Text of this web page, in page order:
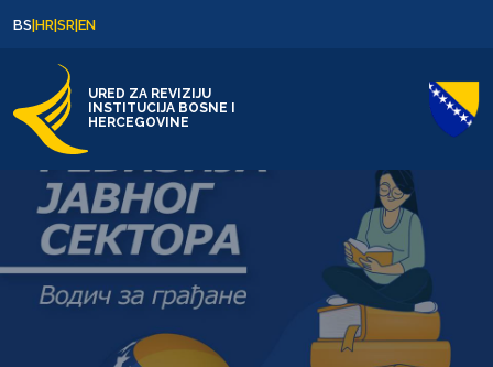
BS|HR|SR|EN
URED ZA REVIZIJU
INSTITUCIJA BOSNE I
HERCEGOVINE